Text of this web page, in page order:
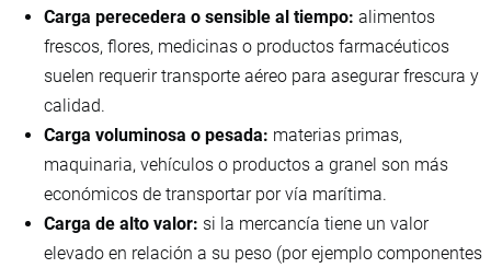
Carga perecedera o sensible al tiempo: alimentos
frescos, flores, medicinas o productos farmacéuticos
suelen requerir transporte aéreo para asegurar frescura y
calidad.
Carga voluminosa o pesada: materias primas,
maquinaria, vehículos o productos a granel son más
económicos de transportar por vía marítima.
Carga de alto valor: si la mercancía tiene un valor
elevado en relación a su peso (por ejemplo componentes